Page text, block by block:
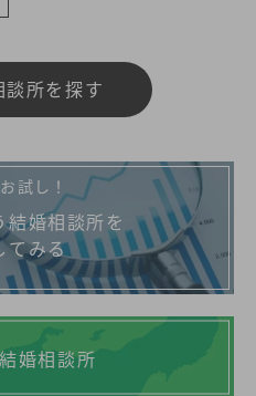
談所を探す
試し！
結婚相談所を
てみる
婚相談所